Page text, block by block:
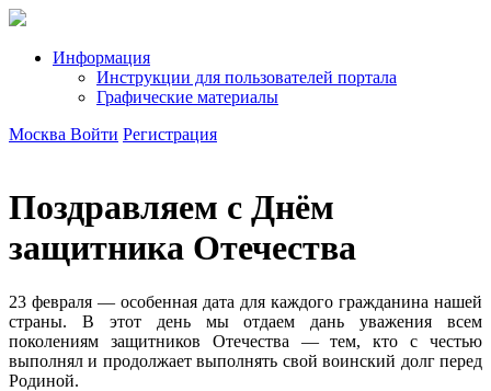
Информация
Инструкции для пользователей портала
Графические материалы
Москва Войти Регистрация
Поздравляем с Днём
защитника Отечества
23 февраля — особенная дата для каждого гражданина нашей
страны. В этот день мы отдаем дань уважения всем
поколениям защитников Отечества — тем, кто с честью
выполнял и продолжает выполнять свой воинский долг перед
Родиной.